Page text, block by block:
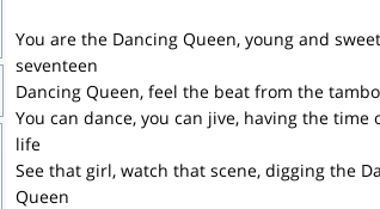
You are the Dancing Queen, young and
seventeen
Dancing Queen, feel the beat from the
You can dance, you can jive, having the time
life
See that girl, watch that scene, digging the
Queen